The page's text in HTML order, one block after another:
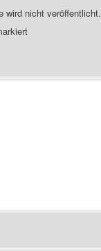
wird nicht veröffentlicht.